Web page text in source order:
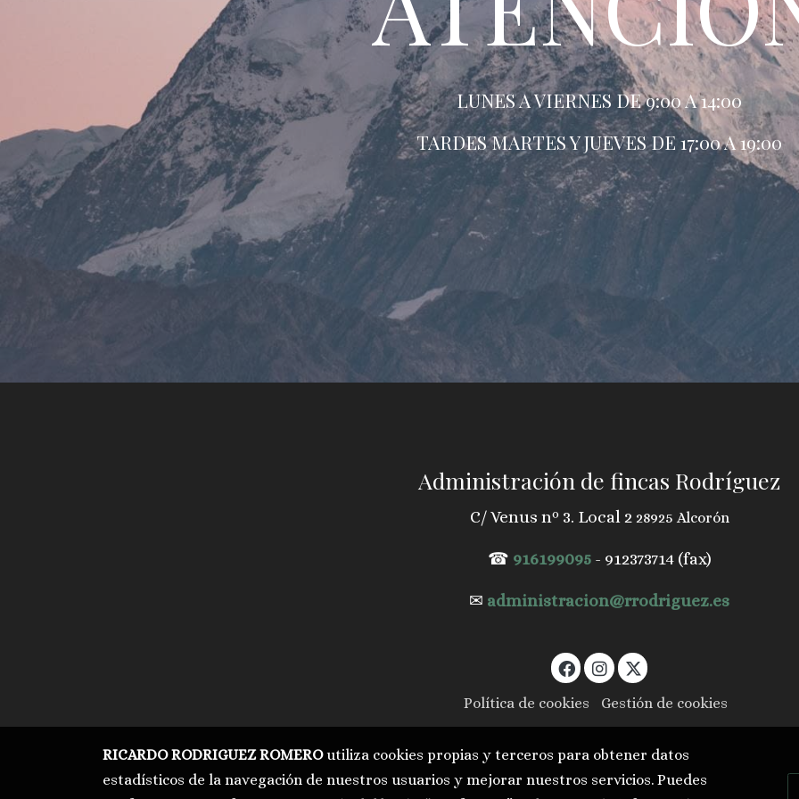
LUNES A VIERNES DE 9:00 A 14:00
TARDES MARTES Y JUEVES DE 17:00 A 19:00
Administración de fincas Rodríguez
C/ Venus nº 3. Local 2 28925 Alcorón
☎ 916199095- 912373714 (fax)
✉ administracion@rrodriguez.es
Política de cookies Gestión de cookies
RICARDO RODRIGUEZ ROMEROutiliza cookies propias y terceros para obtener datos
estadísticos de la navegación de nuestros usuarios y mejorar nuestros servicios. Puedes